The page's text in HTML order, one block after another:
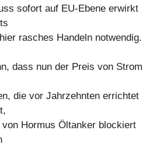
sofort auf EU-Ebene erwirkt
rasches Handeln notwendig.
dass nun der Preis von Strom
die vor Jahrzehnten errichtet
Hormus Öltanker blockiert